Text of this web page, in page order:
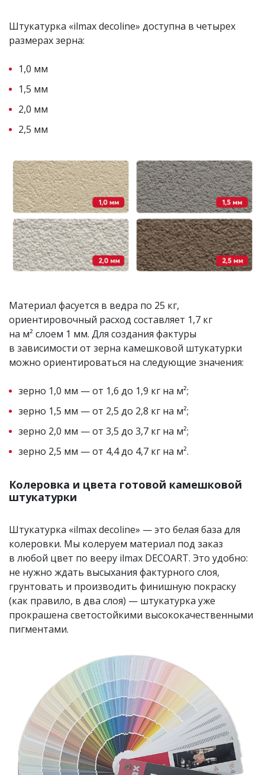
Штукатурка «ilmax decoline» доступна в четырех
размерах зерна:
1,0 мм
1,5 мм
2,0 мм
2,5 мм
Материал фасуется в ведра по 25 кг,
ориентировочный расход составляет 1,7 кг
на м² слоем 1 мм. Для создания фактуры
в зависимости от зерна камешковой штукатурки
можно ориентироваться на следующие значения:
зерно 1,0 мм — от 1,6 до 1,9 кг на м²;
зерно 1,5 мм — от 2,5 до 2,8 кг на м²;
зерно 2,0 мм — от 3,5 до 3,7 кг на м²;
зерно 2,5 мм — от 4,4 до 4,7 кг на м².
Колеровка и цвета готовой камешковой
штукатурки
Штукатурка «ilmax decoline» — это белая база для
колеровки. Мы колеруем материал под заказ
в любой цвет по вееру ilmax DECOART. Это удобно:
не нужно ждать высыхания фактурного слоя,
грунтовать и производить финишную покраску
(как правило, в два слоя) — штукатурка уже
прокрашена светостойкими высококачественными
пигментами.